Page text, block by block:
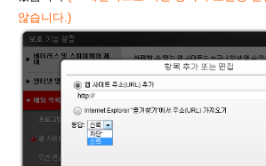
않습니다.)